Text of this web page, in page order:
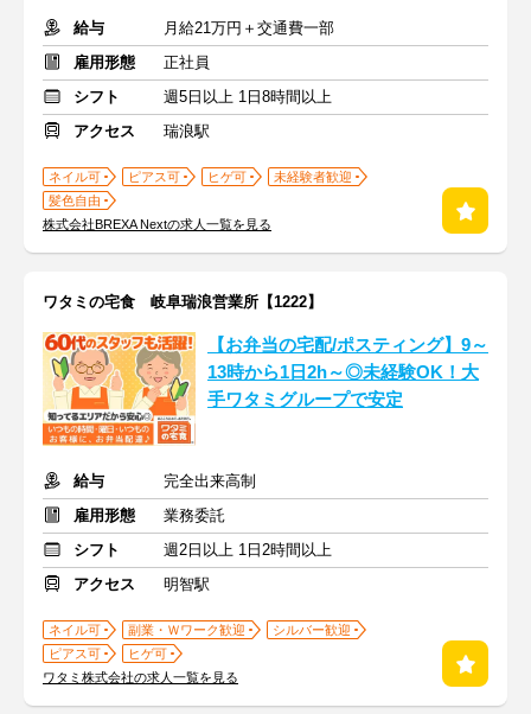
給与
月給21万円＋交通費一部
雇用形態
正社員
シフト
週5日以上 1日8時間以上
アクセス
瑞浪駅
ネイル可 ピアス可 ヒゲ可
未経験者歓迎
髪色自由
株式会社BREXA Nextの求人一覧を見る
ワタミの宅食 岐阜瑞浪営業所【1222】
【お弁当の宅配/ポスティング】9～
13時から1日2h～◎未経験OK！大
手ワタミグループで安定
給与
完全出来高制
雇用形態
業務委託
シフト
週2日以上 1日2時間以上
アクセス
明智駅
ネイル可 副業・Ｗワーク歓迎
シルバー歓迎
ピアス可
ヒゲ可
ワタミ株式会社の求人一覧を見る